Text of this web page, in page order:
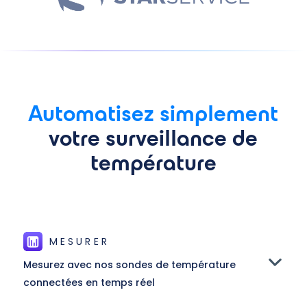
Automatisez simplement
votre surveillance de
température
MESURER
Mesurez avec nos sondes de température
connectées en temps réel